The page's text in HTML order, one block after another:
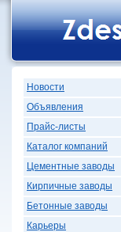
Новости
Объявления
Прайс-листы
Каталог компаний
Цементные заводы
Кирпичные заводы
Бетонные заводы
Карьеры